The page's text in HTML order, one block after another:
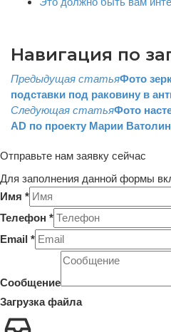
Навигация по
Предыдущая статьяФото
подставки под раковину в
Следующая статьяФото
AD по проекту Марии
Отправьте нам заявку сейчас
Для заполнения данной формы
Имя *
Телефон *
Email *
Layout
Сообщение
Загрузка файла